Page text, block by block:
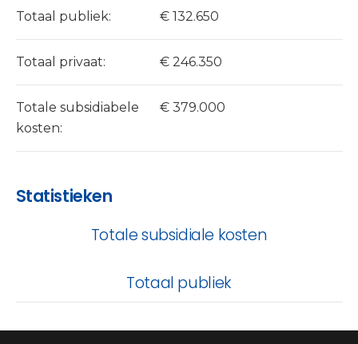
Totaal publiek: € 132.650
Totaal privaat: € 246.350
Totale subsidiabele
kosten:
€ 379.000
Statistieken
Totale subsidiale kosten
Totaal publiek